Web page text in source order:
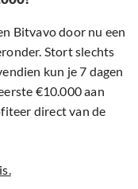
Bitvavo door nu een
Stort slechts
kun je 7 dagen
€10.000 aan
direct van de